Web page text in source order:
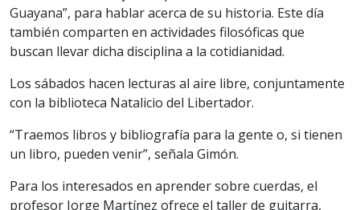
Guayana”, para hablar acerca de su historia. Este día
también comparten en actividades filosóficas que
buscan llevar dicha disciplina a la cotidianidad.
Los sábados hacen lecturas al aire libre, conjuntamente
con la biblioteca Natalicio del Libertador.
“Traemos libros y bibliografía para la gente o, si tienen
un libro, pueden venir”, señala Gimón.
Para los interesados en aprender sobre cuerdas, el
profesor Jorge Martínez ofrece el taller de guitarra,